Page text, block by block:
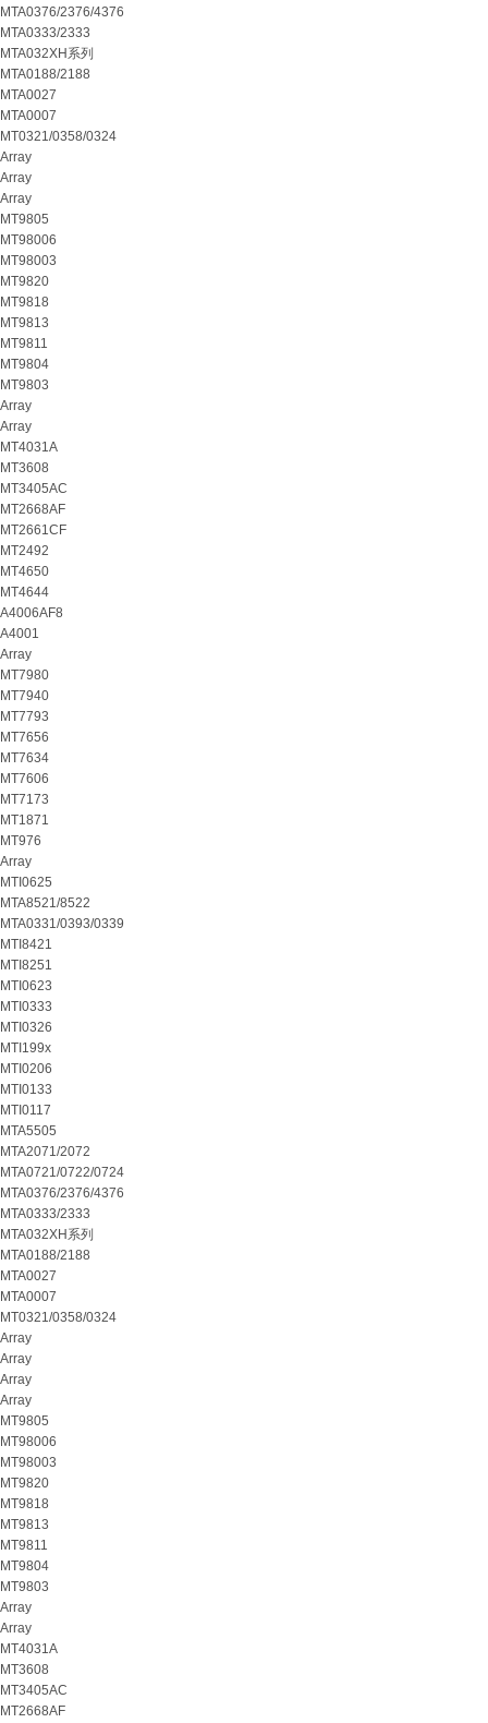
MTA0376/2376/4376
MTA0333/2333
MTA032XH系列
MTA0188/2188
MTA0027
MTA0007
MT0321/0358/0324
Array
Array
Array
MT9805
MT98006
MT98003
MT9820
MT9818
MT9813
MT9811
MT9804
MT9803
Array
Array
MT4031A
MT3608
MT3405AC
MT2668AF
MT2661CF
MT2492
MT4650
MT4644
A4006AF8
A4001
Array
MT7980
MT7940
MT7793
MT7656
MT7634
MT7606
MT7173
MT1871
MT976
Array
MTI0625
MTA8521/8522
MTA0331/0393/0339
MTI8421
MTI8251
MTI0623
MTI0333
MTI0326
MTI199x
MTI0206
MTI0133
MTI0117
MTA5505
MTA2071/2072
MTA0721/0722/0724
MTA0376/2376/4376
MTA0333/2333
MTA032XH系列
MTA0188/2188
MTA0027
MTA0007
MT0321/0358/0324
Array
Array
Array
Array
MT9805
MT98006
MT98003
MT9820
MT9818
MT9813
MT9811
MT9804
MT9803
Array
Array
MT4031A
MT3608
MT3405AC
MT2668AF